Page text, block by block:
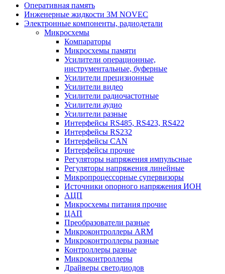
Оперативная память
Инженерные жидкости 3M NOVEC
Электронные компоненты, радиодетали
Микросхемы
Компараторы
Микросхемы памяти
Усилители операционные,
инструментальные, буферные
Усилители прецизионные
Усилители видео
Усилители радиочастотные
Усилители аудио
Усилители разные
Интерфейсы RS485, RS423, RS422
Интерфейсы RS232
Интерфейсы CAN
Интерфейсы прочие
Регуляторы напряжения импульсные
Регуляторы напряжения линейные
Микропроцессорные супервизоры
Источники опорного напряжения ИОН
АЦП
Микросхемы питания прочие
ЦАП
Преобразователи разные
Микроконтроллеры ARM
Микроконтроллеры разные
Контроллеры разные
Микроконтроллеры
Драйверы светодиодов